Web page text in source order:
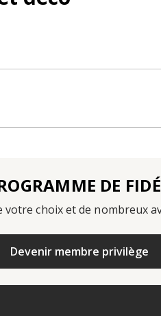
DE
votre choix et de nombreux
Devenir membre privilège